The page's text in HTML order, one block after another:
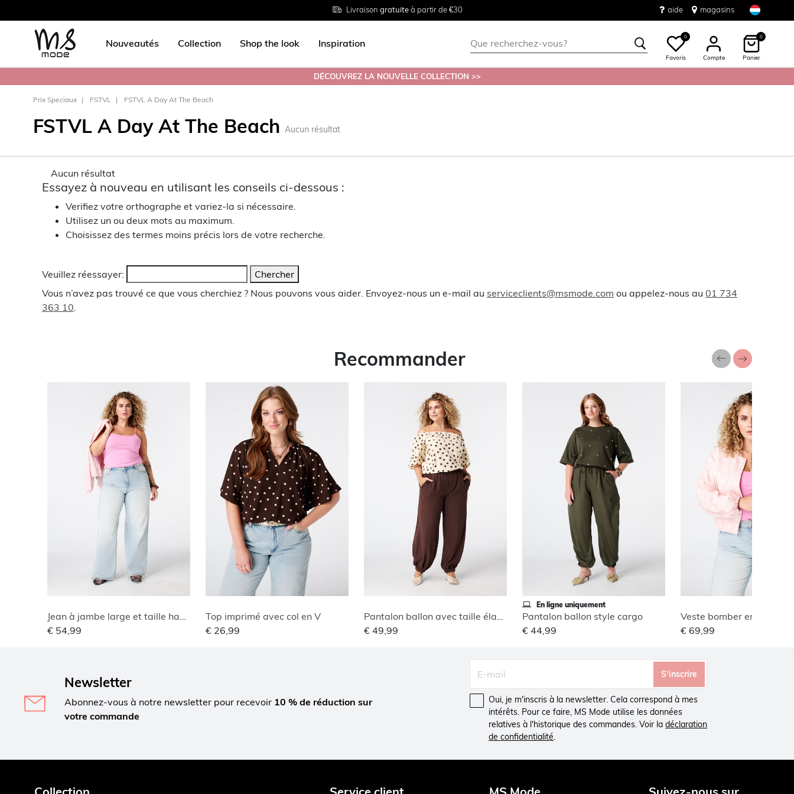
Livraison gratuiteà partir de €30
Tailles du38 au 54
Retourgratuit en magasin aide magasins
Nouveautés Collection Shop the look Inspiration
0
Favoris Compte
0
Panier
DÉCOUVREZ LA NOUVELLE COLLECTION >>
Prix Speciaux FSTVL FSTVL A Day At The Beach
FSTVL A Day At The Beach Aucun résultat
Aucun résultat
Essayez à nouveau en utilisant les conseils ci-dessous :
Verifiez votre orthographe et variez-la si nécessaire.
Utilisez un ou deux mots au maximum.
Choisissez des termes moins précis lors de votre recherche.
Veuillez réessayer:
Chercher
Vous n’avez pas trouvé ce que vous cherchiez ? Nous pouvons vous aider. Envoyez-nous un e-mail au serviceclients@msmode.com ou appelez-nous au 01 734
363 10
Recommander
Jean à jambe large et taille haute
€ 54,99
Top imprimé avec col en V
€ 26,99
Pantalon ballon avec taille élastique
€ 49,99
En ligne uniquement
Pantalon ballon style cargo
€ 44,99
Veste bomber en
€ 69,99
Newsletter
Abonnez-vous à notre newsletter pour recevoir 10 % de réduction sur
votre commande
S’inscrire
Oui, je m'inscris à la newsletter. Cela correspond à mes
intérêts. Pour ce faire, MS Mode utilise les données
relatives à l'historique des commandes. Voir la déclaration
de confidentialité.